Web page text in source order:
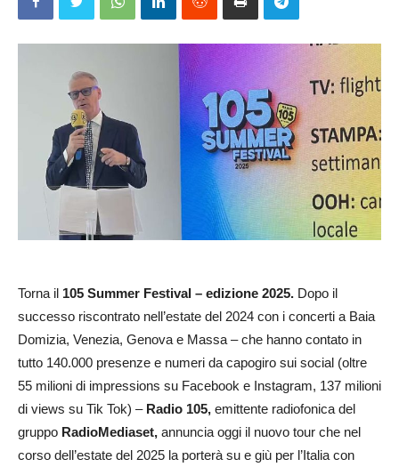
Torna il 105 Summer Festival – edizione 2025. Dopo il
successo riscontrato nell’estate del 2024 con i concerti a Baia
Domizia, Venezia, Genova e Massa – che hanno contato in
tutto 140.000 presenze e numeri da capogiro sui social (oltre
55 milioni di impressions su Facebook e Instagram, 137 milioni
di views su Tik Tok) – Radio 105, emittente radiofonica del
gruppo RadioMediaset, annuncia oggi il nuovo tour che nel
corso dell’estate del 2025 la porterà su e giù per l’Italia con